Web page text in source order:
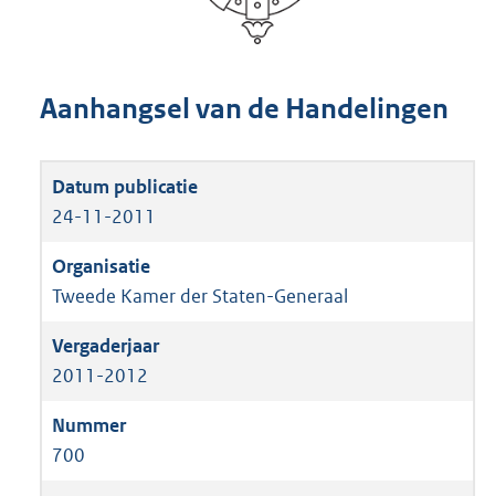
Aanhangsel van de Handelingen
24-11-2011
Tweede Kamer der Staten-Generaal
2011-2012
700